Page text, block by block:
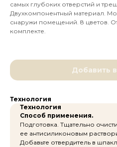
самых глубоких отверстий и
Двухкомпонентный материал.
снаружи помещений. 8 цветов.
комплекте.
Добавить
Технология
Технология
Способ применения.
Подготовка. Тщательно
ее антисиликоновым
Добавьте отвердитель в